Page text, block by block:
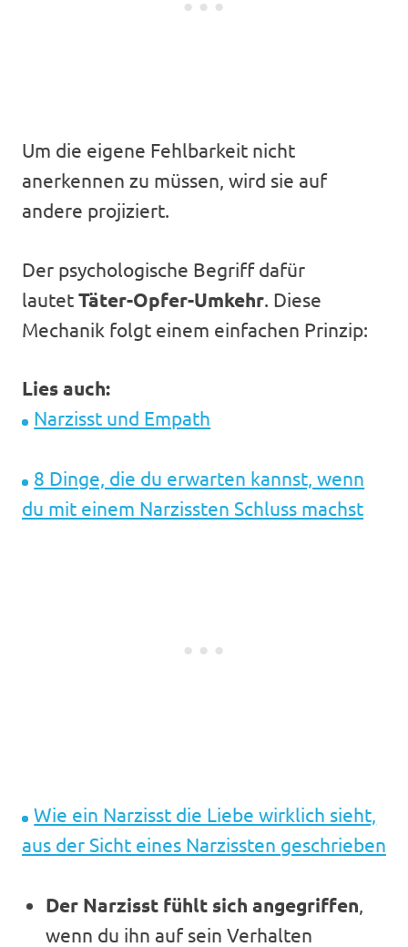
Um die eigene Fehlbarkeit nicht
anerkennen zu müssen, wird sie auf
andere projiziert.
Der psychologische Begriff dafür
lautetTäter-Opfer-Umkehr. Diese
Mechanik folgt einem einfachen Prinzip:
Lies auch:
Narzisst und Empath
8 Dinge, die du erwarten kannst, wenn
du mit einem Narzissten Schluss machst
Wie ein Narzisst die Liebe wirklich sieht,
aus der Sicht eines Narzissten geschrieben
Der Narzisst fühlt sich angegriffen
wenn du ihn auf sein Verhalten